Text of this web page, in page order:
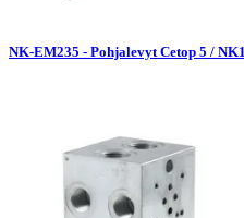
NK-EM235 - Pohjalevyt Cetop 5 /